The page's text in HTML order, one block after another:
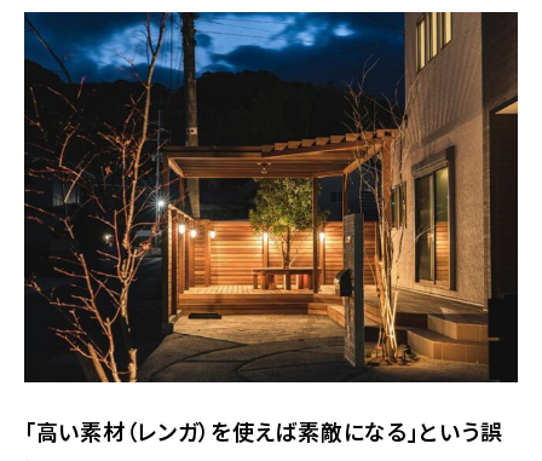
「高い素材（レンガ）を使えば素敵になる」という誤